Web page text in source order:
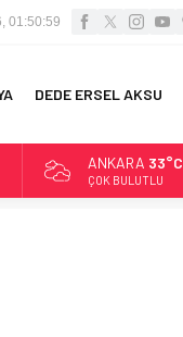
01:51:00
DEDE ERSEL AKSU
ANKARA 33°C
ÇOK BULUTLU